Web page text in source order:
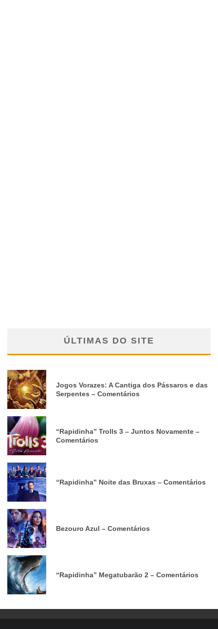
ÚLTIMAS DO SITE
Jogos Vorazes: A Cantiga dos Pássaros e das
Serpentes – Comentários
“Rapidinha” Trolls 3 – Juntos Novamente –
Comentários
“Rapidinha” Noite das Bruxas – Comentários
Bezouro Azul – Comentários
“Rapidinha” Megatubarão 2 – Comentários